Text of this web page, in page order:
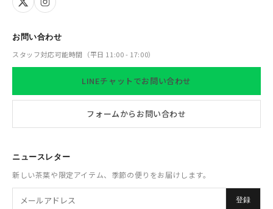
お問い合わせ
スタッフ対応可能時間（平日 11:00 - 17:00）
LINEチャットでお問い合わせ
フォームからお問い合わせ
ニュースレター
新しい茶葉や限定アイテム、季節の便りをお届けします。
登録